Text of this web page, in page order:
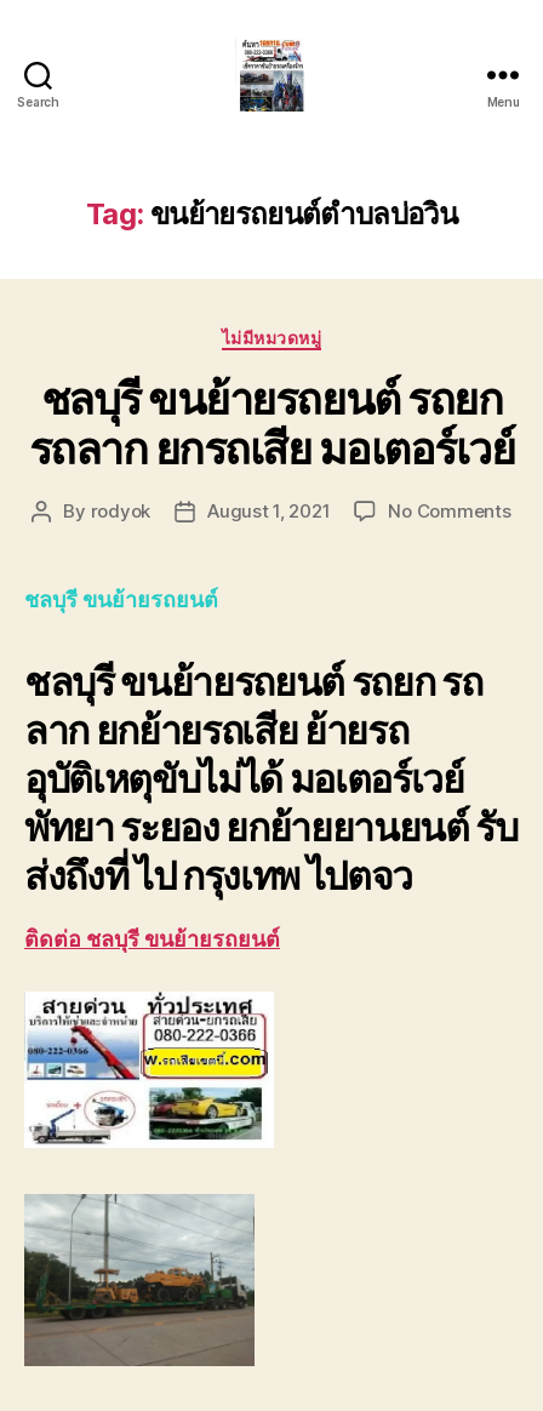
Search
ลาก
รถ
ชลบุรี
ชั่วโมง
0802220366
Menu
Tag: ขนย้ายรถยนต์ตำบลบ่อวิน
Categories
ไม่มีหมวดหมู่
ชลบุรี ขนย้ายรถยนต์ รถยก
รถลาก ยกรถเสีย มอเตอร์เวย์
Post
By rodyok
PostAugust 1, 2021 No Commentson
ชลบุรี ขนย้ายรถยนต์
ชลบุรี ขนย้ายรถยนต์ รถยก รถ
ลาก ยกย้ายรถเสีย ย้ายรถ
อุบัติเหตุขับไม่ได้ มอเตอร์เวย์
พัทยา ระยอง ยกย้ายยานยนต์ รับ
ส่งถึงที่ ไป กรุงเทพ ไปตจว
ติดต่อ ชลบุรี ขนย้ายรถยนต์